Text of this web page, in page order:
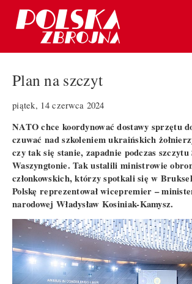
Plan na szczyt
piątek, 14 czerwca 2024
NATO chce koordynować dostawy sprzętu
czuwać nad szkoleniem ukraińskich
czy tak się stanie, zapadnie podczas
Waszyngtonie. Tak ustalili ministrowie
członkowskich, którzy spotkali się w
Polskę reprezentował wicepremier –
narodowej Władysław Kosiniak-Kamysz.